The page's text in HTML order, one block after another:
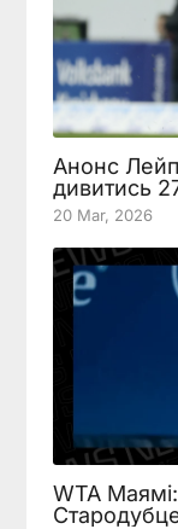
Анонс
дивитись
20 Mar, 2026
WTA